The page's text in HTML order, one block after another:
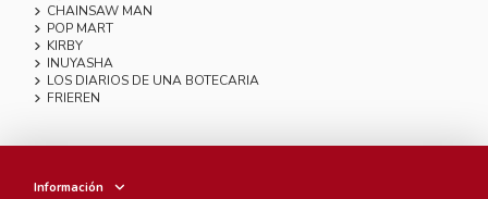
CHAINSAW MAN
POP MART
KIRBY
INUYASHA
LOS DIARIOS DE UNA BOTECARIA
FRIEREN
Información